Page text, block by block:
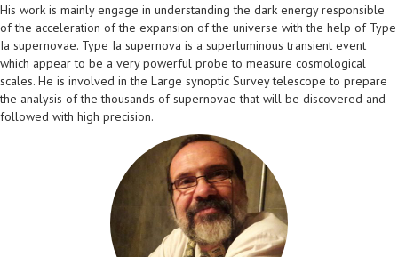
His work is mainly engage in understanding the dark energy responsible
of the acceleration of the expansion of the universe with the help of Type
Ia supernovae. Type Ia supernova is a superluminous transient event
which appear to be a very powerful probe to measure cosmological
scales. He is involved in the Large synoptic Survey telescope to prepare
the analysis of the thousands of supernovae that will be discovered and
followed with high precision.